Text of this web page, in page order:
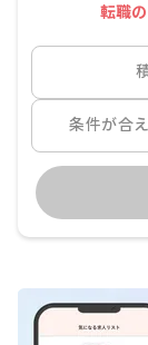
転職
条件が合